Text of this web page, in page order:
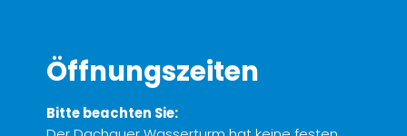
Öffnungszeiten
Bitte beachten Sie: